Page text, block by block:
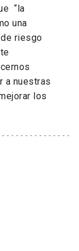
“la
una
riesgo
a nuestras
los